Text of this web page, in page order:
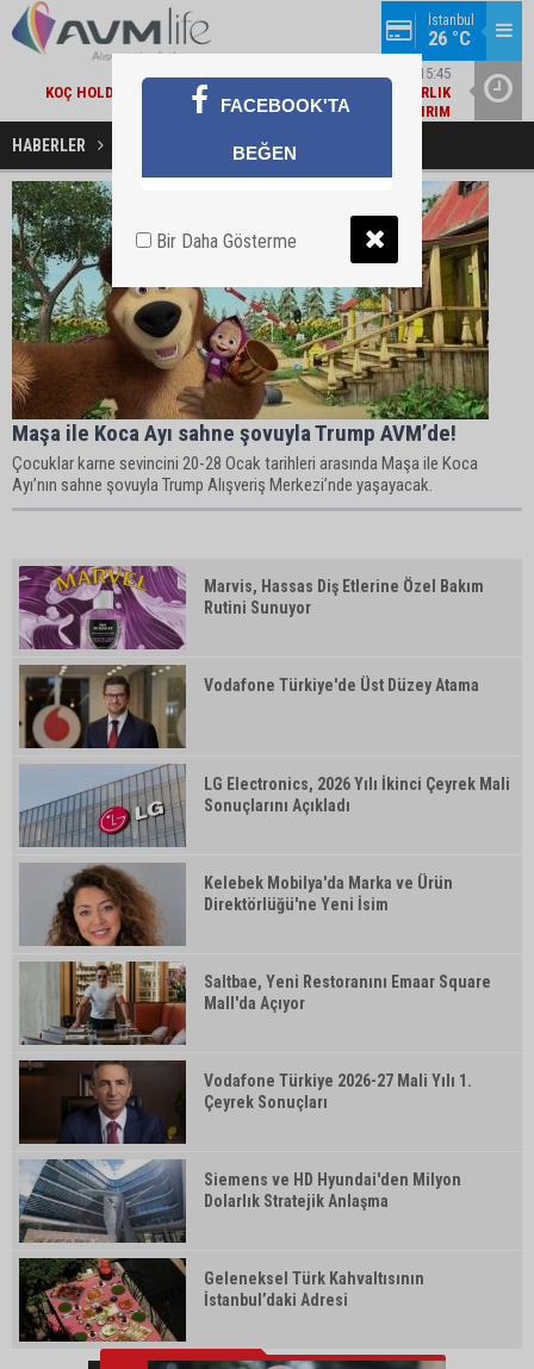
İstanbul
26 °C
EKONOMI / 15:45
KOÇ HOLDING'TEN YILIN İLK 6 AYINDA 1,7 MILYAR DOLARLIK
KOMBINE YATIRIM
HABERLER
Maşa ile Koca Ayı sahne şovuyla Trump AVM’de!
Çocuklar karne sevincini 20-28 Ocak tarihleri arasında Maşa ile Koca
Ayı’nın sahne şovuyla Trump Alışveriş Merkezi’nde yaşayacak.
Marvis, Hassas Diş Etlerine Özel Bakım
Rutini Sunuyor
Vodafone Türkiye'de Üst Düzey Atama
LG Electronics, 2026 Yılı İkinci Çeyrek Mali
Sonuçlarını Açıkladı
Kelebek Mobilya'da Marka ve Ürün
Direktörlüğü'ne Yeni İsim
Saltbae, Yeni Restoranını Emaar Square
Mall'da Açıyor
Vodafone Türkiye 2026-27 Mali Yılı 1.
Çeyrek Sonuçları
Siemens ve HD Hyundai'den Milyon
Dolarlık Stratejik Anlaşma
Geleneksel Türk Kahvaltısının
İstanbul’daki Adresi
FACEBOOK'TA
BEĞEN
Bir Daha Gösterme